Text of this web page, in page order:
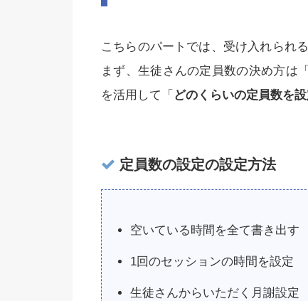
こちらのパートでは、受け入れられ
まず、生徒さんの定員数の決め方は「
を活用して「 どのくらいの定員数を
定員数の設定の設定方法
空いている時間を全て書き出す
1回のセッションの時間を設定
生徒さんからいただく月謝設定